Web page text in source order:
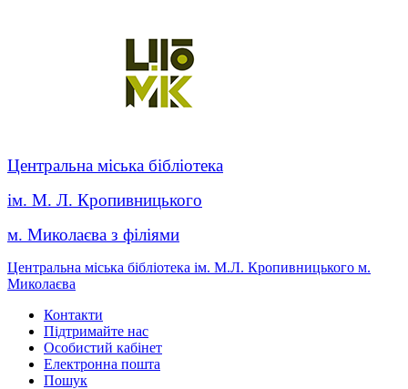
Центральна міська бібліотека
ім. М. Л. Кропивницького
м. Миколаєва з філіями
Центральна міська бібліотека ім. М.Л. Кропивницького м.
Миколаєва
Контакти
Підтримайте нас
Особистий кабінет
Електронна пошта
Пошук